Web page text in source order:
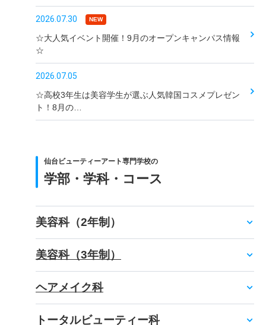
2026.07.30 NEW
☆大人気イベント開催！9月のオープンキャンパス情報
☆
2026.07.05
☆高校3年生は美容学生が選ぶ人気韓国コスメプレゼン
ト！8月の…
仙台ビューティーアート専門学校の
学部・学科・コース
美容科（2年制）
美容科（3年制）
ヘアメイク科
トータルビューティー科